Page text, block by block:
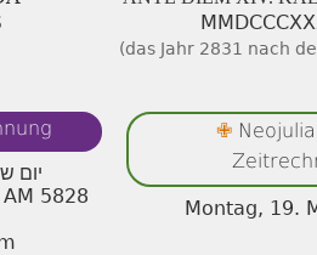
(das Jahr 2831 nach
יום
5828
✙
Montag, 19.